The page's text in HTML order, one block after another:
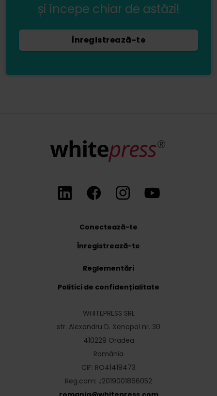
și începe chiar de astăzi!
Înregistrează-te
Conectează-te
Înregistrează-te
WHITEPRESS SRL
str. Alexandru D. Xenopol nr. 30
410229 Oradea
România
CIF: RO41419473
Reg.com: J2019001866052
Reglementări
Politici de confidențialitate